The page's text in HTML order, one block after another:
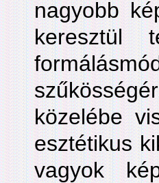
nagyobb
keresztül
közelébe
esztétikus
vagyok